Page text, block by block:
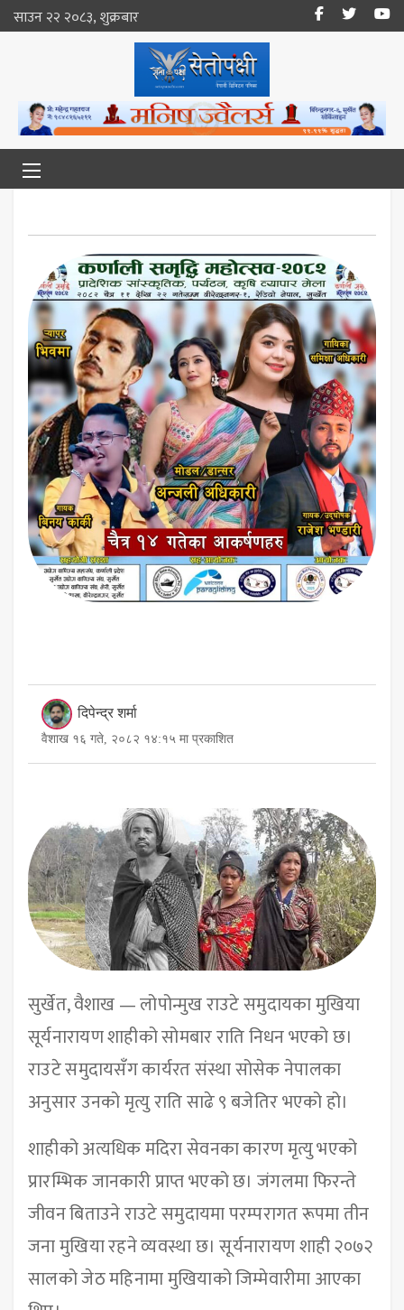
साउन २२ २०८३, शुक्रबार
दिपेन्द्र शर्मा
वैशाख १६ गते, २०८२ १४:१५ मा प्रकाशित
सुर्खेत, वैशाख — लोपोन्मुख राउटे समुदायका मुखिया
सूर्यनारायण शाहीको सोमबार राति निधन भएको छ।
राउटे समुदायसँग कार्यरत संस्था सोसेक नेपालका
अनुसार उनको मृत्यु राति साढे ९ बजेतिर भएको हो।
शाहीको अत्यधिक मदिरा सेवनका कारण मृत्यु भएको
प्रारम्भिक जानकारी प्राप्त भएको छ। जंगलमा फिरन्ते
जीवन बिताउने राउटे समुदायमा परम्परागत रूपमा तीन
जना मुखिया रहने व्यवस्था छ। सूर्यनारायण शाही २०७२
सालको जेठ महिनामा मुखियाको जिम्मेवारीमा आएका